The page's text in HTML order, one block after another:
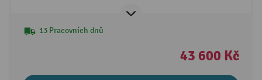
13 Pracovních dnů
43 600 Kč